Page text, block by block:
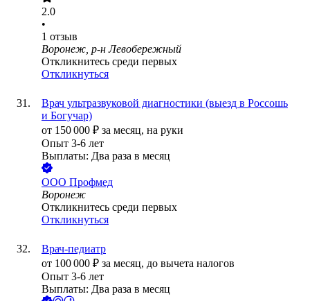
2.0
•
1 отзыв
Воронеж, р-н Левобережный
Откликнитесь среди первых
Откликнуться
Врач ультразвуковой диагностики (выезд в Россошь
и Богучар)
от 150 000 ₽ за месяц, на руки
Опыт 3-6 лет
Выплаты: Два раза в месяц
ООО Профмед
Воронеж
Откликнитесь среди первых
Откликнуться
Врач-педиатр
от 100 000 ₽ за месяц, до вычета налогов
Опыт 3-6 лет
Выплаты: Два раза в месяц